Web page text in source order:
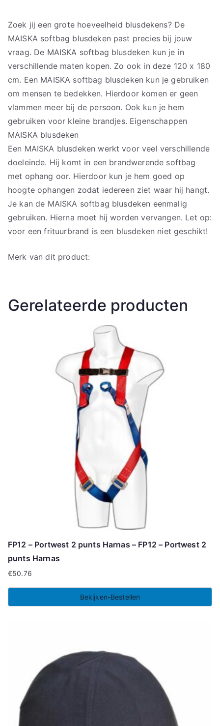
Zoek jij een grote hoeveelheid blusdekens? De
MAISKA softbag blusdeken past precies bij jouw
vraag. De MAISKA softbag blusdeken kun je in
verschillende maten kopen. Zo ook in deze 120 x 180
cm. Een MAISKA softbag blusdeken kun je gebruiken
om mensen te bedekken. Hierdoor komen er geen
vlammen meer bij de persoon. Ook kun je hem
gebruiken voor kleine brandjes. Eigenschappen
MAISKA blusdeken
Een MAISKA blusdeken werkt voor veel verschillende
doeleinde. Hij komt in een brandwerende softbag
met ophang oor. Hierdoor kun je hem goed op
hoogte ophangen zodat iedereen ziet waar hij hangt.
Je kan de MAISKA softbag blusdeken eenmalig
gebruiken. Hierna moet hij worden vervangen. Let op:
voor een frituurbrand is een blusdeken niet geschikt!
Merk van dit product:
Gerelateerde producten
FP12 – Portwest 2 punts Harnas – FP12 – Portwest 2
punts Harnas
€50.76
Bekijken-Bestellen